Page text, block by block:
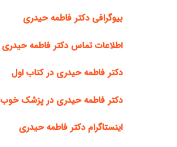
بیوگرافی دکتر فاطمه حیدری
اطلاعات تماس دکتر فاطمه حیدری
دکتر فاطمه حیدری در کتاب اول
دکتر فاطمه حیدری در پزشک خوب
اینستاگرام دکتر فاطمه حیدری